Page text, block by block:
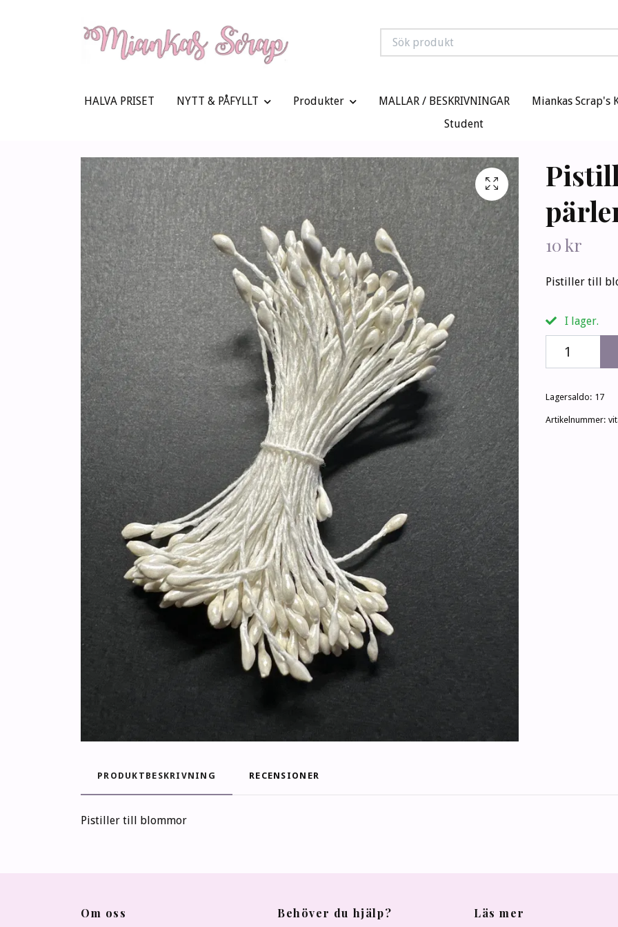
HALVA PRISET NYTT & PÅFYLLT Produkter MALLAR / BESKRIVNINGAR Miankas Scrap's
Student
10 kr
Pistiller till
I lager.
Lagersaldo: 17
Artikelnummer:
PRODUKTBESKRIVNING RECENSIONER
Pistiller till blommor
Om oss Behöver du hjälp? Läs mer